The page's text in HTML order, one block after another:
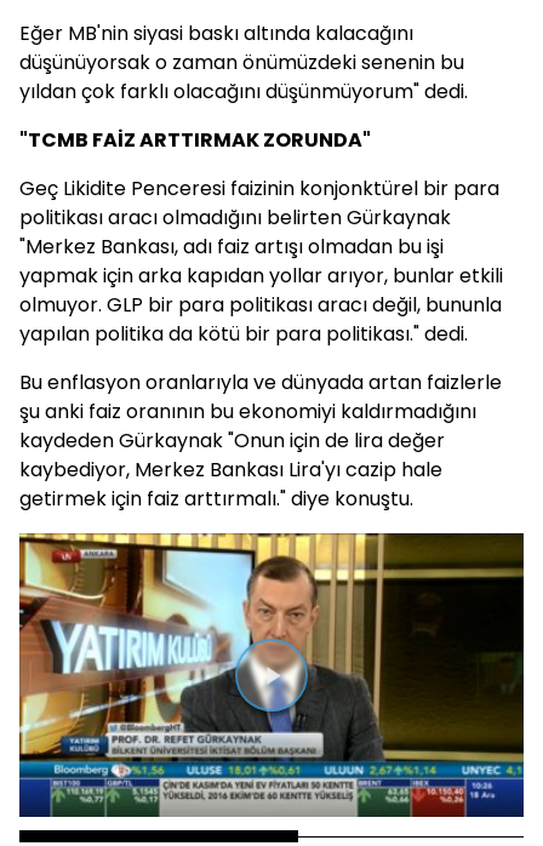
Eğer MB'nin siyasi baskı altında kalacağını
düşünüyorsak o zaman önümüzdeki senenin bu
yıldan çok farklı olacağını düşünmüyorum" dedi.
"TCMB FAİZ ARTTIRMAK ZORUNDA"
Geç Likidite Penceresi faizinin konjonktürel bir para
politikası aracı olmadığını belirten Gürkaynak
"Merkez Bankası, adı faiz artışı olmadan bu işi
yapmak için arka kapıdan yollar arıyor, bunlar etkili
olmuyor. GLP bir para politikası aracı değil, bununla
yapılan politika da kötü bir para politikası." dedi.
Bu enflasyon oranlarıyla ve dünyada artan faizlerle
şu anki faiz oranının bu ekonomiyi kaldırmadığını
kaydeden Gürkaynak "Onun için de lira değer
kaybediyor, Merkez Bankası Lira'yı cazip hale
getirmek için faiz arttırmalı." diye konuştu.
Videoyu
Oynat